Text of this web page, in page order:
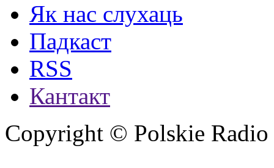
Як нас слухаць
Падкаст
RSS
Кантакт
Copyright © Polskie